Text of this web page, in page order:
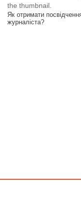
the thumbnail.
Як отримати
журналіста?